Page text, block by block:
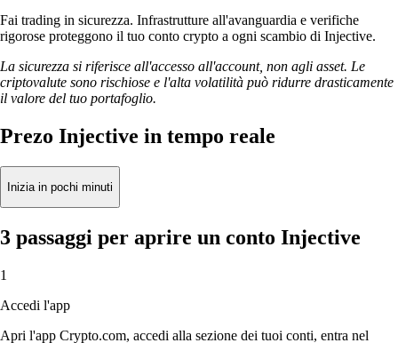
Fai trading in sicurezza. Infrastrutture all'avanguardia e verifiche
rigorose proteggono il tuo conto crypto a ogni scambio di Injective.
La sicurezza si riferisce all'accesso all'account, non agli asset. Le
criptovalute sono rischiose e l'alta volatilità può ridurre drasticamente
il valore del tuo portafoglio.
Prezo Injective in tempo reale
Inizia in pochi minuti
3 passaggi per aprire un conto Injective
1
Accedi l'app
Apri l'app Crypto.com, accedi alla sezione dei tuoi conti, entra nel